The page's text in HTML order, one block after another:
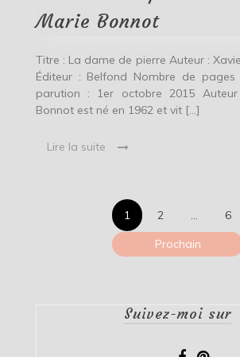
Marie Bonnot
Titre : La dame de pierre Auteur :
Éditeur : Belfond Nombre de
parution : 1er octobre 2015 Auteur
Bonnot est né en 1962 et vit […]
Lire la suite
des
1 2 …
6
Prochain
Suivez-moi sur